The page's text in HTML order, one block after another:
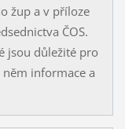
žup a v příloze
ČOS.
jsou důležité pro
informace a